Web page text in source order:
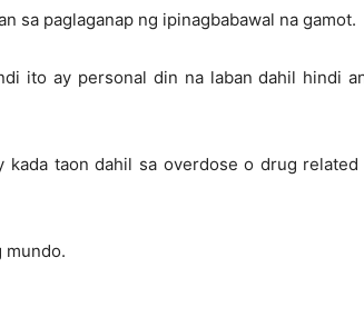
sa paglaganap ng ipinagbabawal na gamot.
ito ay personal din na laban dahil hindi
kada taon dahil sa overdose o drug related
mundo.